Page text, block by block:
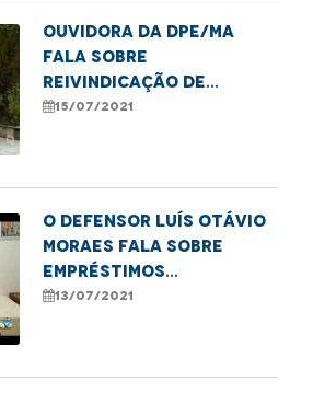
Ouvidora da DPE/MA
fala sobre
reivindicação de
melhorias no
15/07/2021
O defensor Luís Otávio
Moraes fala sobre
empréstimos
consignados,
13/07/2021